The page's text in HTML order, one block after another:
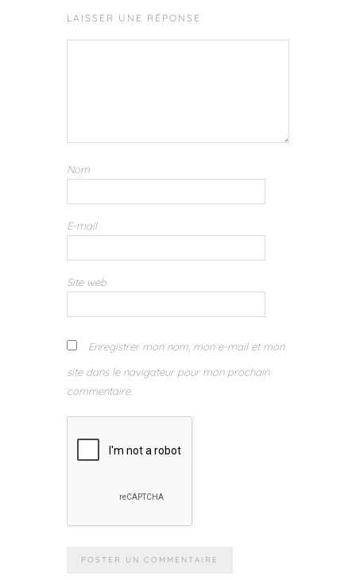
LAISSER UNE RÉPONSE
Nom
E-mail
Site web
Enregistrer mon nom, mon e-mail et mon
site dans le navigateur pour mon prochain
commentaire.